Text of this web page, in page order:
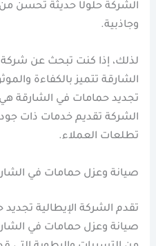
الشركة حلولًا حديثة تحسن من
وجاذبية.
لذلك، إذا كنت تبحث عن
الشارقة تتميز بالكفاءة
تجديد حمامات في الشارقة هي
الشركة تقديم خدمات ذات
تطلعات العملاء.
صيانة وعزل حمامات في
تقدم الشركة الإيطالية
صيانة وعزل حمامات في